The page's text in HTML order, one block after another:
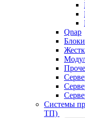
Qnap
Системы
ТП)